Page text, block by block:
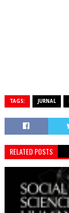
TAGS: JURNAL
RELATED POSTS